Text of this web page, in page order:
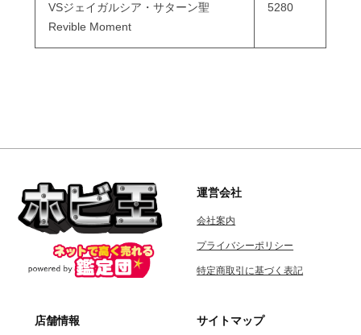
VSジェイガルシア・サターン聖
Revible Moment
5280
運営会社
会社案内
プライバシーポリシー
特定商取引に基づく表記
店舗情報 サイトマップ